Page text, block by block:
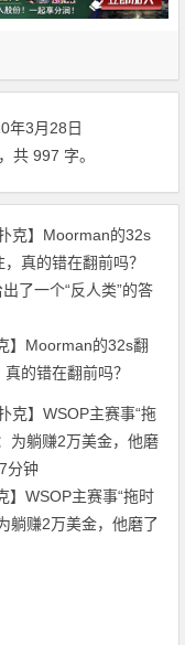
年3月28日
共 997 字。
】Moorman的32s翻
的错在翻前吗？
了一个“反人类”的答
】WSOP主赛事“拖时
躺赚2万美金，他磨了